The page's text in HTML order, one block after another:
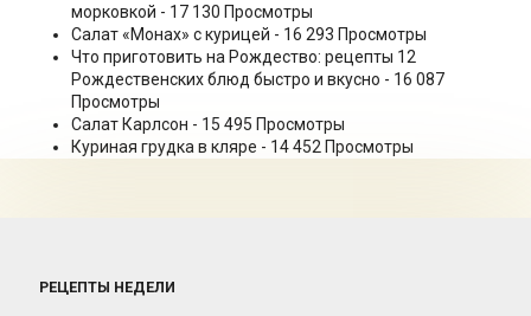
морковкой - 17 130 Просмотры
Салат «Монах» с курицей - 16 293 Просмотры
Что приготовить на Рождество: рецепты 12
Рождественских блюд быстро и вкусно - 16 087
Просмотры
Салат Карлсон - 15 495 Просмотры
Куриная грудка в кляре - 14 452 Просмотры
РЕЦЕПТЫ НЕДЕЛИ